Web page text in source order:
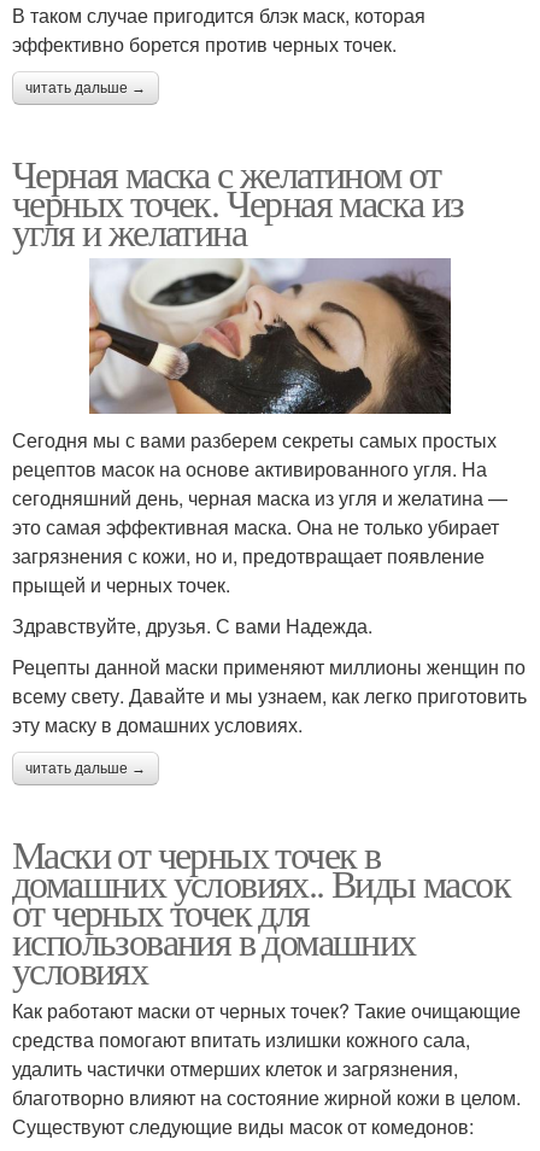
В таком случае пригодится блэк маск, которая
эффективно борется против черных точек.
читать дальше →
Черная маска с желатином от
черных точек. Черная маска из
угля и желатина
Сегодня мы с вами разберем секреты самых простых
рецептов масок на основе активированного угля. На
сегодняшний день, черная маска из угля и желатина —
это самая эффективная маска. Она не только убирает
загрязнения с кожи, но и, предотвращает появление
прыщей и черных точек.
Здравствуйте, друзья. С вами Надежда.
Рецепты данной маски применяют миллионы женщин по
всему свету. Давайте и мы узнаем, как легко приготовить
эту маску в домашних условиях.
читать дальше →
Маски от черных точек в
домашних условиях.. Виды масок
от черных точек для
использования в домашних
условиях
Как работают маски от черных точек? Такие очищающие
средства помогают впитать излишки кожного сала,
удалить частички отмерших клеток и загрязнения,
благотворно влияют на состояние жирной кожи в целом.
Существуют следующие виды масок от комедонов: